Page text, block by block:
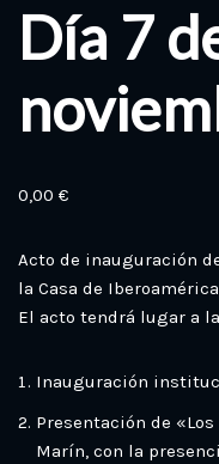
Día 7
0,00 €
Acto de inauguración
la Casa de
El acto tendrá lugar a
Inauguración
Presentación de
Marín, con la